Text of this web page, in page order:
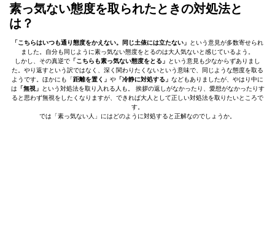
素っ気ない態度を取られたときの対処法と
は？
「こちらはいつも通り態度をかえない。同じ土俵には立たない」
という意見が多数寄せられ
ました。自分も同じように素っ気ない態度をとるのは大人気ないと感じているよう。
しかし、その真逆で 「こちらも素っ気ない態度をとる」
という意見も少なからずありまし
た。やり返すという訳ではなく、深く関わりたくないという意味で、同じような態度を取る
ようです。ほかにも「距離を置く」 や 「冷静に対処する」 などもありましたが、やはり中に
は 「無視」
という対処法を取り入れる人も。 挨拶の返しがなかったり、愛想がなかったりす
ると思わず無視をしたくなりますが、できれば大人として正しい対処法を取りたいところで
す。
では「素っ気ない人」にはどのように対処すると正解なのでしょうか。